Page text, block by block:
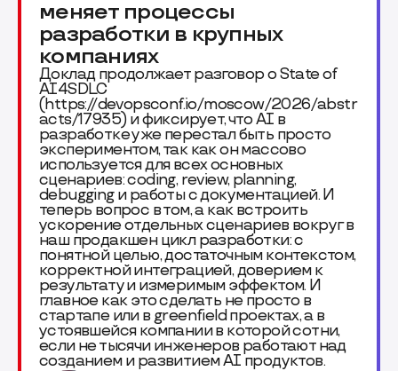
меняет процессы
разработки в крупных
компаниях
Доклад продолжает разговор о State of
AI4SDLC
(https://devopsconf.io/moscow/2026/abstr
acts/17935) и фиксирует, что AI в
разработке уже перестал быть просто
экспериментом, так как он массово
используется для всех основных
сценариев: coding, review, planning,
debugging и работы с документацией. И
теперь вопрос в том, а как встроить
ускорение отдельных сценариев вокруг в
наш продакшен цикл разработки: с
понятной целью, достаточным контекстом,
корректной интеграцией, доверием к
результату и измеримым эффектом. И
главное как это сделать не просто в
стартапе или в greenfield проектах, а в
устоявшейся компании в которой сотни,
если не тысячи инженеров работают над
созданием и развитием AI продуктов.